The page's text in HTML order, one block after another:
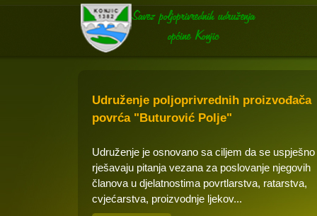
Udruženje poljoprivrednih proizvođača
povrća "Buturović Polje"
Udruženje je osnovano sa ciljem da se uspješno
rješavaju pitanja vezana za poslovanje njegovih
članova u djelatnostima povrtlarstva, ratarstva,
cvjećarstva, proizvodnje ljekov...